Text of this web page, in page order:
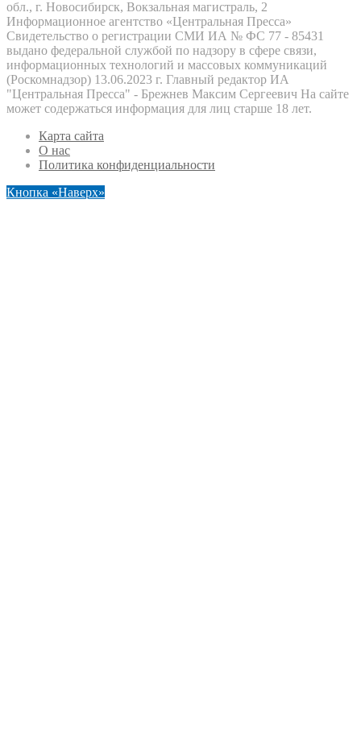
обл., г. Новосибирск, Вокзальная магистраль, 2
Информационное агентство «Центральная Пресса»
Свидетельство о регистрации СМИ ИА № ФС 77 - 85431
выдано федеральной службой по надзору в сфере связи,
информационных технологий и массовых коммуникаций
(Роскомнадзор) 13.06.2023 г. Главный редактор ИА
"Центральная Пресса" - Брежнев Максим Сергеевич На сайте
может содержаться информация для лиц старше 18 лет.
Карта сайта
О нас
Политика конфиденциальности
Кнопка «Наверх»